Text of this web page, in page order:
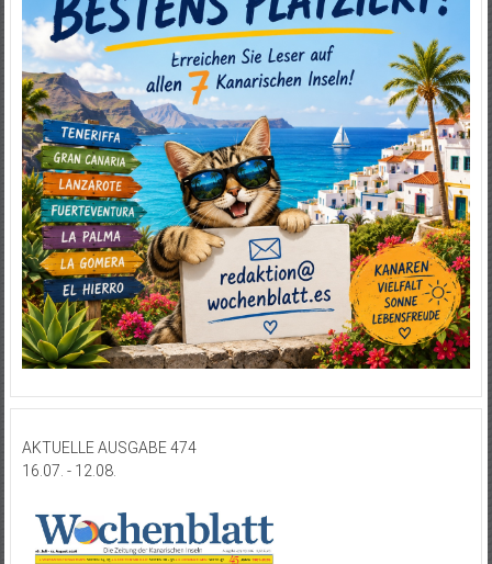
AKTUELLE AUSGABE 474
16.07. - 12.08.